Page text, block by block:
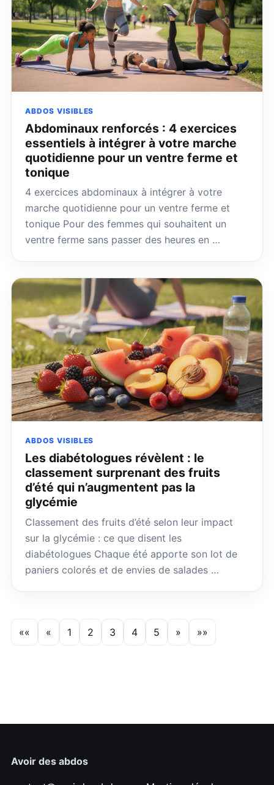
ABDOS VISIBLES
Abdominaux renforcés : 4 exercices
essentiels à intégrer à votre marche
quotidienne pour un ventre ferme et
tonique
4 exercices abdominaux à intégrer à votre
marche quotidienne pour un ventre ferme et
tonique Pour des femmes qui souhaitent un
ventre ferme sans passer des heures en …
ABDOS VISIBLES
Les diabétologues révèlent : le
classement surprenant des fruits
d’été qui n’augmentent pas la
glycémie
Classement des fruits d’été selon leur impact
sur la glycémie : ce que disent les
diabétologues Chaque été apporte son lot de
paniers colorés et de envies de salades …
«« « 1 2 3 4 5 » »»
Avoir des abdos